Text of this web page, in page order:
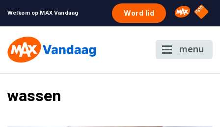
Welkom op MAX Vandaag Word lid Omroep
NPO
menu
wassen